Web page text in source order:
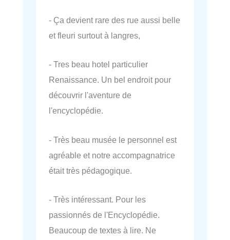
- Ça devient rare des rue aussi belle
et fleuri surtout à langres,
- Tres beau hotel particulier
Renaissance. Un bel endroit pour
découvrir l'aventure de
l'encyclopédie.
- Très beau musée le personnel est
agréable et notre accompagnatrice
était très pédagogique.
- Très intéressant. Pour les
passionnés de l'Encyclopédie.
Beaucoup de textes à lire. Ne